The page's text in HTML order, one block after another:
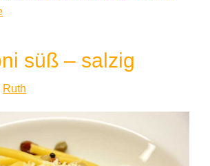
süß – salzig
Ruth